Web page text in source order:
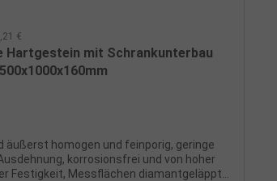
€
Hartgestein mit Schrankunterbau
äußerst homogen und feinporig, geringe
korrosionsfrei und von hoher
Festigkeit, Messflächen diamantgeläppt,